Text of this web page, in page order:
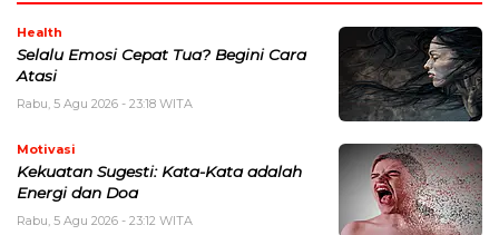
Health
Selalu Emosi Cepat Tua? Begini Cara
Atasi
Rabu, 5 Agu 2026 - 23:18 WITA
Motivasi
Kekuatan Sugesti: Kata-Kata adalah
Energi dan Doa
Rabu, 5 Agu 2026 - 23:12 WITA